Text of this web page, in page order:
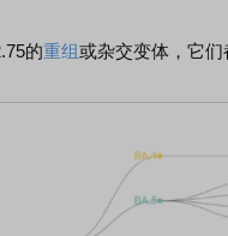
的重组或杂交变体，它们